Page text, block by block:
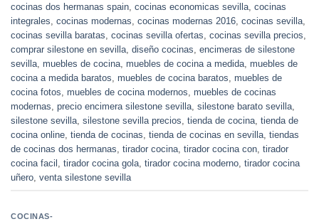
cocinas dos hermanas spain cocinas economicas sevilla cocinas
integrales cocinas modernas cocinas modernas 2016 cocinas sevilla
cocinas sevilla baratas cocinas sevilla ofertas cocinas sevilla precios
comprar silestone en sevilla diseño cocinas encimeras de silestone
sevilla muebles de cocina muebles de cocina a medida muebles de
cocina a medida baratos muebles de cocina baratos muebles de
cocina fotos muebles de cocina modernos muebles de cocinas
modernas precio encimera silestone sevilla silestone barato sevilla
silestone sevilla silestone sevilla precios tienda de cocina tienda de
cocina online tienda de cocinas tienda de cocinas en sevilla tiendas
de cocinas dos hermanas tirador cocina tirador cocina con tirador
cocina facil tirador cocina gola tirador cocina moderno tirador cocina
uñero venta silestone sevilla
COCINAS-